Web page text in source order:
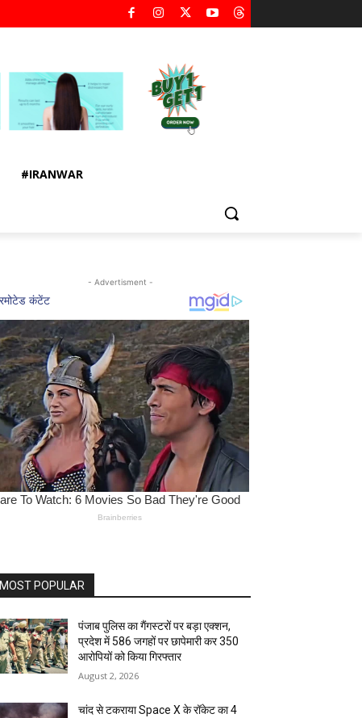
#IRANWAR
- Advertisment -
MOST POPULAR
पंजाब पुलिस का गैंगस्टरों पर बड़ा एक्शन,
प्रदेश में 586 जगहों पर छापेमारी कर 350
आरोपियों को किया गिरफ्तार
August 2, 2026
चांद से टकराया Space X के रॉकेट का 4